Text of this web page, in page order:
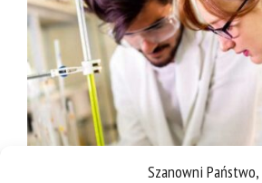
Szanowni Państwo,